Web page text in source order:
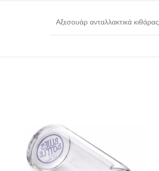
Αξεσουάρ ανταλλακτικά κιθάρας